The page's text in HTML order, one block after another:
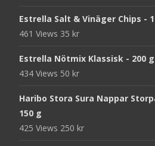
Estrella Salt & Vinäger Chips -
461 Views 35 kr
Estrella Nötmix Klassisk - 200 g
434 Views 50 kr
Haribo Stora Sura Nappar
150 g
425 Views 250 kr